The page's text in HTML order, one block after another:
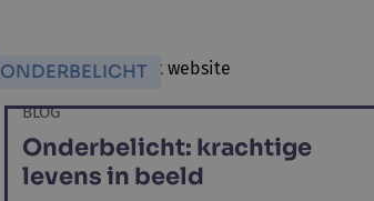
ONDERBELICHT
BLOG
Onderbelicht: krachtige
levens in beeld